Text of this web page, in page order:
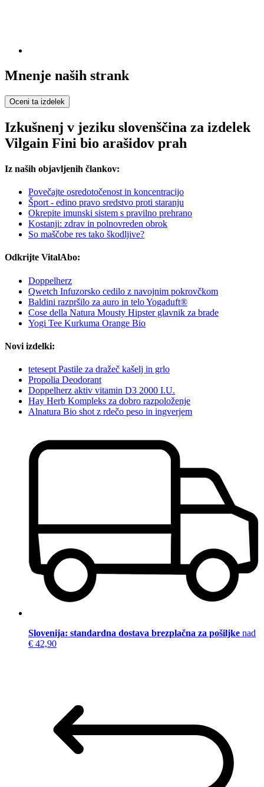
Mnenje naših strank
Oceni ta izdelek
Izkušnenj v jeziku slovenščina za izdelek
Vilgain Fini bio arašidov prah
Iz naših objavljenih člankov:
Povečajte osredotočenost in koncentracijo
Šport - edino pravo sredstvo proti staranju
Okrepite imunski sistem s pravilno prehrano
Kostanji: zdrav in polnovreden obrok
So maščobe res tako škodljive?
Odkrijte VitalAbo:
Doppelherz
Qwetch Infuzorsko cedilo z navojnim pokrovčkom
Baldini razpršilo za auro in telo Yogaduft®
Cose della Natura Mousty Hipster glavnik za brade
Yogi Tee Kurkuma Orange Bio
Novi izdelki:
tetesept Pastile za dražeč kašelj in grlo
Propolia Deodorant
Doppelherz aktiv vitamin D3 2000 I.U.
Hay Herb Kompleks za dobro razpoloženje
Alnatura Bio shot z rdečo peso in ingverjem
Slovenija: standardna dostava brezplačna za pošiljke nad
€ 42,90